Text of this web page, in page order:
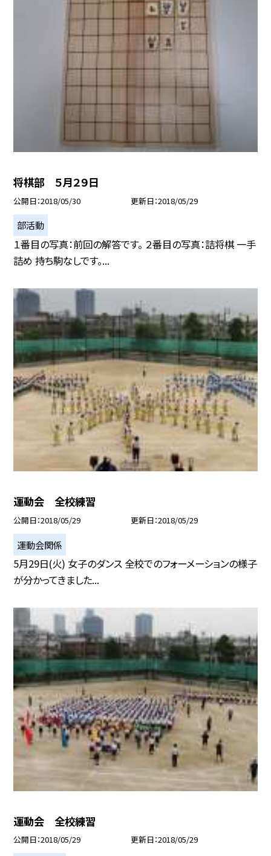
将棋部 ５月２９日
公開日 2018/05/30 更新日 2018/05/29
部活動
１番目の写真：前回の解答です。 ２番目の写真：詰将棋 一手
詰め 持ち駒なしです。...
運動会 全校練習
公開日 2018/05/29 更新日 2018/05/29
運動会関係
5月29日(火) 女子のダンス 全校でのフォーメーションの様子
が分かってきました...
運動会 全校練習
公開日 2018/05/29 更新日 2018/05/29